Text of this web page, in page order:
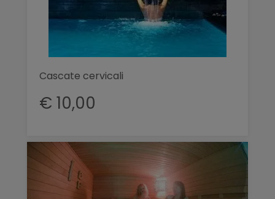
Cascate cervicali
€ 10,00